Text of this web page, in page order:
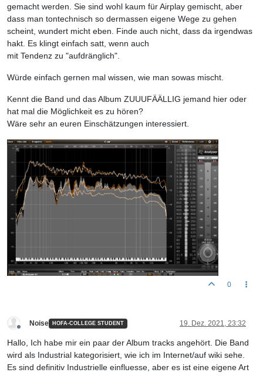
gemacht werden. Sie sind wohl kaum für Airplay gemischt, aber
dass man tontechnisch so dermassen eigene Wege zu gehen
scheint, wundert micht eben. Finde auch nicht, dass da irgendwas
hakt. Es klingt einfach satt, wenn auch
mit Tendenz zu "aufdränglich".
Würde einfach gernen mal wissen, wie man sowas mischt.
Kennt die Band und das Album ZUUUFÄÄLLIG jemand hier oder
hat mal die Möglichkeit es zu hören?
Wäre sehr an euren Einschätzungen interessiert.
0
Noise HOFA-COLLEGE STUDENT 19. Dez. 2021, 23:32
Hallo, Ich habe mir ein paar der Album tracks angehört. Die Band
wird als Industrial kategorisiert, wie ich im Internet/auf wiki sehe.
Es sind definitiv Industrielle einfluesse, aber es ist eine eigene Art